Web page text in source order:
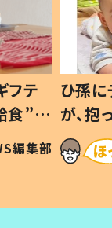
フテ
食”を
の親
編集部
ひ孫
が、
「涙が
い」